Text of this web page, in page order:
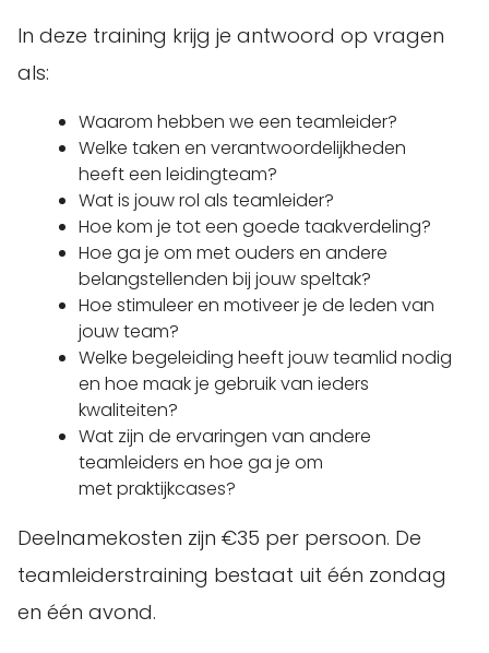
In deze training krijg je antwoord op vragen
als:
Waarom hebben we een teamleider?
Welke taken en verantwoordelijkheden
heeft een leidingteam?
Wat is jouw rol als teamleider?
Hoe kom je tot een goede taakverdeling?
Hoe ga je om met ouders en andere
belangstellenden bij jouw speltak?
Hoe stimuleer en motiveer je de leden van
jouw team?
Welke begeleiding heeft jouw teamlid nodig
en hoe maak je gebruik van ieders
kwaliteiten?
Wat zijn de ervaringen van andere
teamleiders en hoe ga je om
met praktijkcases?
Deelnamekosten zijn €35 per persoon. De
teamleiderstraining bestaat uit één zondag
en één avond.